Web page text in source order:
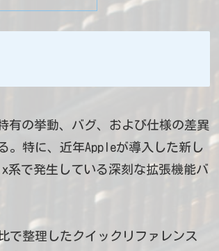
有の挙動、バグ、および仕様の差異
。特に、近年Appleが導入した新し
で発生している深刻な拡張機能バ
で整理したクイックリファレンス